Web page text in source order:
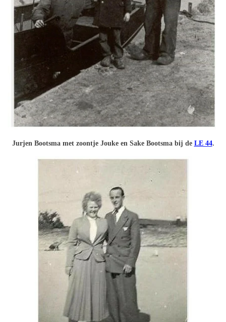
Jurjen Bootsma met zoontje Jouke en Sake Bootsma bij de LE 44.